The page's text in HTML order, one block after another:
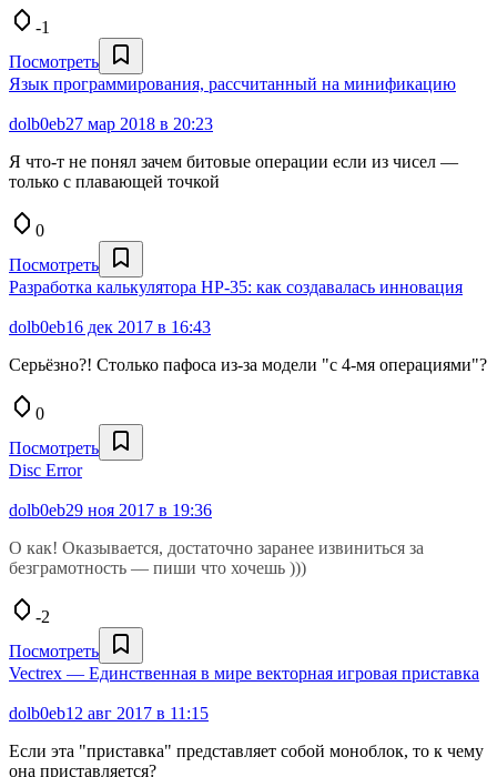
-1
Посмотреть
Язык программирования, рассчитанный на минификацию
dolb0eb27 мар 2018 в 20:23
Я что-т не понял зачем битовые операции если из чисел —
только с плавающей точкой
0
Посмотреть
Разработка калькулятора HP-35: как создавалась инновация
dolb0eb16 дек 2017 в 16:43
Серьёзно?! Столько пафоса из-за модели "с 4-мя операциями"?
0
Посмотреть
Disс Error
dolb0eb29 ноя 2017 в 19:36
О как! Оказывается, достаточно заранее извиниться за
безграмотность — пиши что хочешь )))
-2
Посмотреть
Vectrex — Единственная в мире векторная игровая приставка
dolb0eb12 авг 2017 в 11:15
Если эта "приставка" представляет собой моноблок, то к чему
она приставляется?